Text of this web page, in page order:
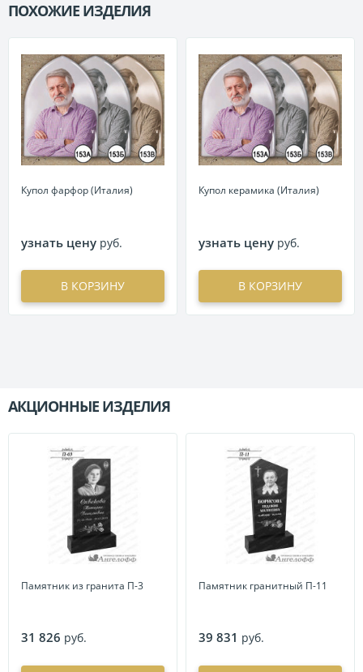
ПОХОЖИЕ ИЗДЕЛИЯ
Купол фарфор (Италия)
узнать цену руб.
В КОРЗИНУ
Купол керамика (Италия)
узнать цену руб.
В КОРЗИНУ
АКЦИОННЫЕ ИЗДЕЛИЯ
Памятник из гранита П-3
31 826 руб.
Памятник гранитный П-11
39 831 руб.